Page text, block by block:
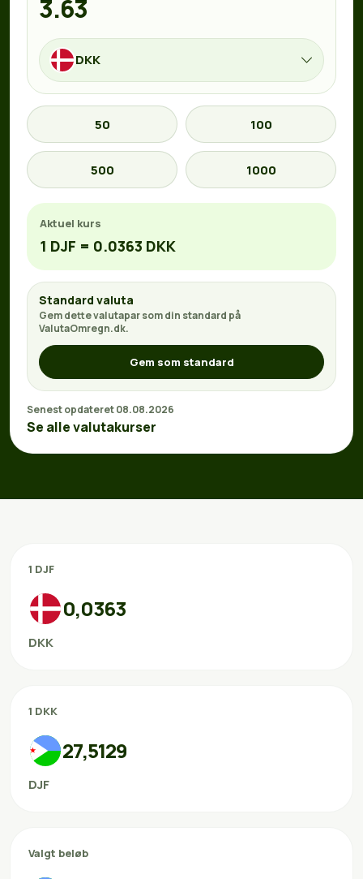
DKK
50 100
500 1000
Aktuel kurs
1 DJF = 0.0363 DKK
Standard valuta
Gem dette valutapar som din standard på
ValutaOmregn.dk.
Gem som standard
Senest opdateret 08.08.2026
Se alle valutakurser
1 DJF
0,0363
DKK
1 DKK
27,5129
DJF
Valgt beløb